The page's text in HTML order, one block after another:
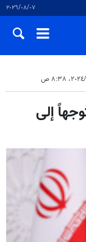
٠٧‏/٠٨‏/٢٠٢٦
إلى